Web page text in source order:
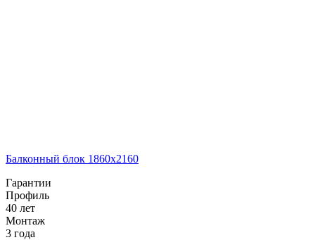
Балконный блок 1860х2160
Гарантии
Профиль
40 лет
Монтаж
3 года